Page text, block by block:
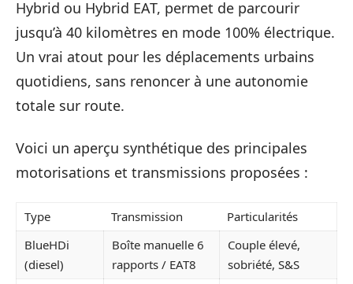
Hybrid ou Hybrid EAT, permet de parcourir
jusqu’à 40 kilomètres en mode 100% électrique.
Un vrai atout pour les déplacements urbains
quotidiens, sans renoncer à une autonomie
totale sur route.
Voici un aperçu synthétique des principales
motorisations et transmissions proposées :
Type Transmission
Particularités
BlueHDi
(diesel)
Boîte manuelle 6
rapports / EAT8
Couple élevé,
sobriété, S&S